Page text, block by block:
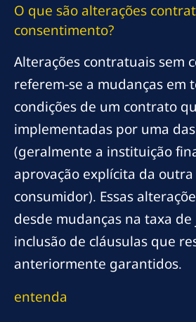
O que são alterações
consentimento?
Alterações contratuais sem
referem-se a mudanças em
condições de um contrato
implementadas por uma
(geralmente a instituição
aprovação explícita da
consumidor). Essas
desde mudanças na taxa de
inclusão de cláusulas que
anteriormente garantidos.
entenda